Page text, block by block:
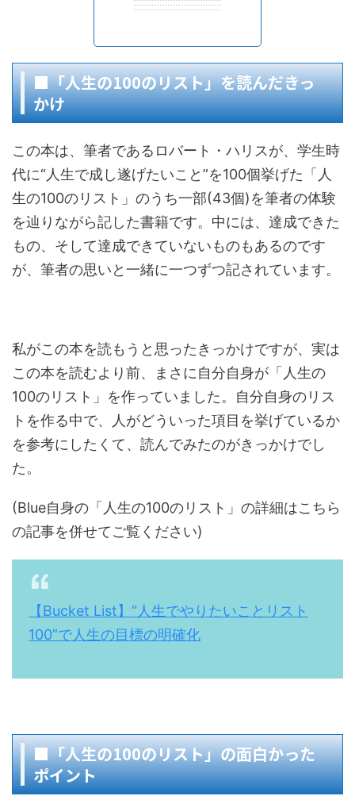
■「人生の100のリスト」を読んだきっ
かけ
この本は、筆者であるロバート・ハリスが、学生時
代に“人生で成し遂げたいこと”を100個挙げた「人
生の100のリスト」のうち一部(43個)を筆者の体験
を辿りながら記した書籍です。中には、達成できた
もの、そして達成できていないものもあるのです
が、筆者の思いと一緒に一つずつ記されています。
私がこの本を読もうと思ったきっかけですが、実は
この本を読むより前、まさに自分自身が「人生の
100のリスト」を作っていました。自分自身のリス
トを作る中で、人がどういった項目を挙げているか
を参考にしたくて、読んでみたのがきっかけでし
た。
(Blue自身の「人生の100のリスト」の詳細はこちら
の記事を併せてご覧ください)
【Bucket List】“人生でやりたいことリスト
100”で人生の目標の明確化
■「人生の100のリスト」の面白かった
ポイント